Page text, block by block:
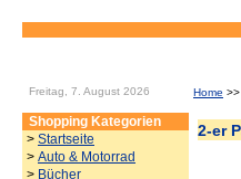
Freitag, 7. August 2026 Home
Shopping Kategorien
> Startseite
> Auto & Motorrad
> Bücher
2-er